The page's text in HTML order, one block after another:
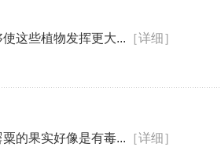
这些植物发挥更大... ［详细］
的果实好像是有毒... ［详细］